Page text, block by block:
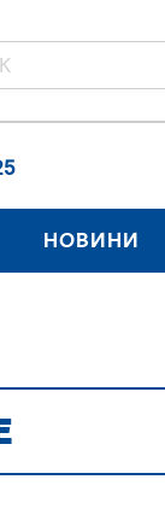
НОВИНИ